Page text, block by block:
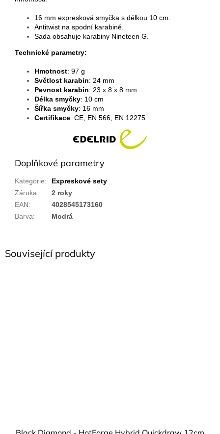
Související produkty
16 mm expresková smyčka s délkou 10 cm.
Antitwist na spodní karabině.
Sada obsahuje karabiny Nineteen G.
Technické parametry:
Hmotnost: 97 g
Světlost karabin: 24 mm
Pevnost karabin: 23 x 8 x 8 mm
Délka smyčky: 10 cm
Šířka smyčky: 16 mm
Certifikace: CE, EN 566, EN 12275
Doplňkové parametry
Kategorie:
Expreskové sety
Záruka:
2 roky
EAN:
4028545173160
Barva: Modrá